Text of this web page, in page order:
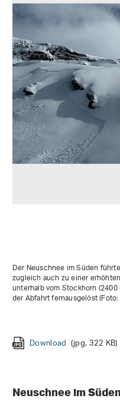
Der Neuschnee im Süden
zugleich auch zu einer
unterhalb vom Stockhorn
der Abfahrt fernausgelöst
Download (jpg, 322 KB)
Download (jpg, 2 MB)
Download (jpeg, 1 MB)
Neuschnee im Süden